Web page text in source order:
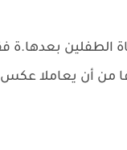
الطفلين بعدها.ة
من أن يعاملا عكس